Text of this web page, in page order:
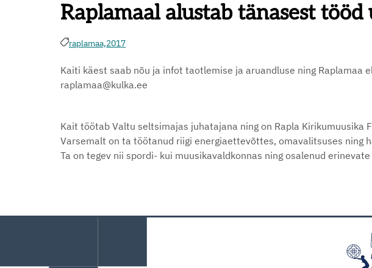
Raplamaal alustab tänasest
raplamaa,2017
Kaiti käest saab nõu ja infot taotlemise ja aruandluse ning
raplamaa@kulka.ee
Kait töötab Valtu seltsimajas juhatajana ning on Rapla Kirikumuusika
Varsemalt on ta töötanud riigi energiaettevõttes, omavalitsuses ning
Ta on tegev nii spordi- kui muusikavaldkonnas ning osalenud